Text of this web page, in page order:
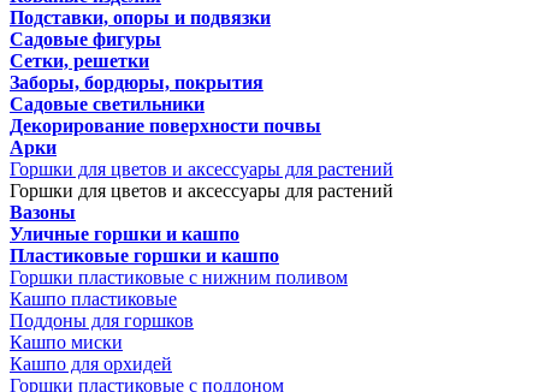
Подставки, опоры и подвязки
Садовые фигуры
Сетки, решетки
Заборы, бордюры, покрытия
Садовые светильники
Декорирование поверхности почвы
Арки
Горшки для цветов и аксессуары для растений
Горшки для цветов и аксессуары для растений
Вазоны
Уличные горшки и кашпо
Пластиковые горшки и кашпо
Горшки пластиковые с нижним поливом
Кашпо пластиковые
Поддоны для горшков
Кашпо миски
Кашпо для орхидей
Горшки пластиковые с поддоном